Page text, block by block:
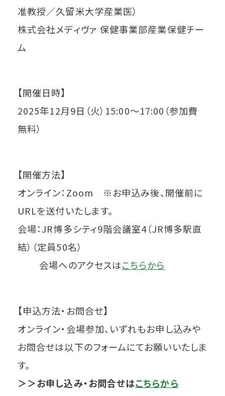
准教授／久留米大学産業医）
株式会社メディヴァ 保健事業部産業保健チー
ム
【開催日時】
2025年12月9日（火）15:00～17:00（参加費
無料）
【開催方法】
オンライン：Zoom ※お申込み後、開催前に
URLを送付いたします。
会場：JR博多シティ9階会議室4（JR博多駅直
結）（定員50名）
会場へのアクセスはこちらから
【申込方法・お問合せ】
オンライン・会場参加、いずれもお申し込みや
お問合せは以下のフォームにてお願いいたしま
す。
＞＞お申し込み・お問合せはこちらから